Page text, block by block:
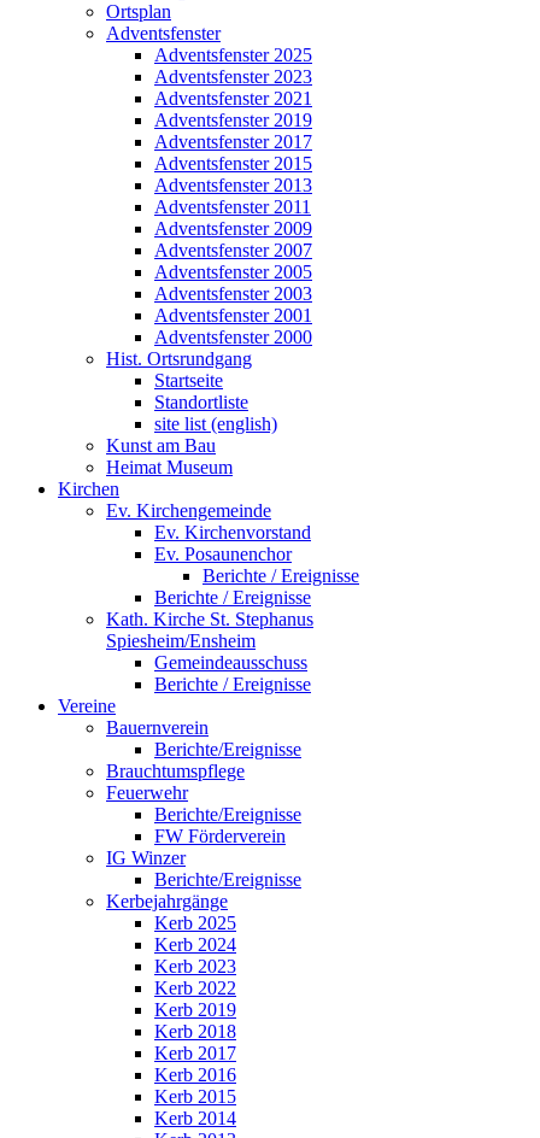
Ortsplan
Adventsfenster
Adventsfenster 2025
Adventsfenster 2023
Adventsfenster 2021
Adventsfenster 2019
Adventsfenster 2017
Adventsfenster 2015
Adventsfenster 2013
Adventsfenster 2011
Adventsfenster 2009
Adventsfenster 2007
Adventsfenster 2005
Adventsfenster 2003
Adventsfenster 2001
Adventsfenster 2000
Hist. Ortsrundgang
Startseite
Standortliste
site list (english)
Kunst am Bau
Heimat Museum
Kirchen
Ev. Kirchengemeinde
Ev. Kirchenvorstand
Ev. Posaunenchor
Berichte / Ereignisse
Berichte / Ereignisse
Kath. Kirche St. Stephanus
Spiesheim/Ensheim
Gemeindeausschuss
Berichte / Ereignisse
Vereine
Bauernverein
Berichte/Ereignisse
Brauchtumspflege
Feuerwehr
Berichte/Ereignisse
FW Förderverein
IG Winzer
Berichte/Ereignisse
Kerbejahrgänge
Kerb 2025
Kerb 2024
Kerb 2023
Kerb 2022
Kerb 2019
Kerb 2018
Kerb 2017
Kerb 2016
Kerb 2015
Kerb 2014